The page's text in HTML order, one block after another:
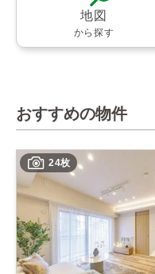
地図
から探す
おすすめの物件
24枚